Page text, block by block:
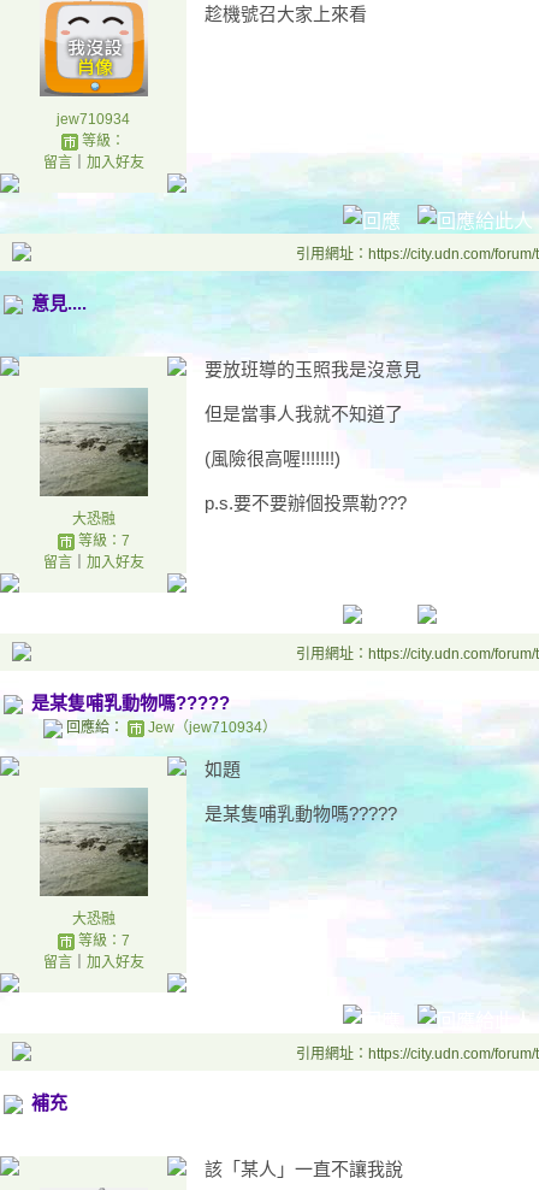
jew710934
等級：
留言｜ 加入好友
趁機號召大家上來看
引用網址：https://city.udn.com/
意見....
大恐融
等級：7
留言｜ 加入好友
要放班導的玉照我是沒意見
但是當事人我就不知道了
(風險很高喔!!!!!!!)
p.s.要不要辦個投票勒???
引用網址：https://city.udn.com/
是某隻哺乳動物嗎?????
回應給： Jew（jew710934）
大恐融
等級：7
留言｜ 加入好友
如題
是某隻哺乳動物嗎?????
引用網址：https://city.udn.com/
補充
該「某人」一直不讓我說